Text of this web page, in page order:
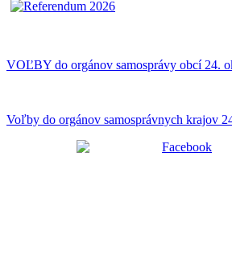
VOĽBY do orgánov samosprávy obcí 24.
Voľby do orgánov samosprávnych krajov